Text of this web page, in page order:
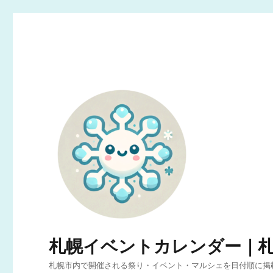
札幌イベントカレンダー｜
札幌市内で開催される祭り・イベント・マルシェを日付順に